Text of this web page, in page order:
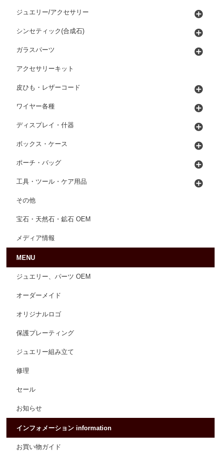
ジュエリー/アクセサリー
シンセティック(合成石)
ガラスパーツ
アクセサリーキット
皮ひも・レザーコード
ワイヤー各種
ディスプレイ・什器
ボックス・ケース
ポーチ・バッグ
工具・ツール・ケア用品
その他
宝石・天然石・鉱石 OEM
メディア情報
MENU
ジュエリー、パーツ OEM
オーダーメイド
オリジナルロゴ
保護プレーティング
ジュエリー組み立て
修理
セール
お知らせ
インフォメーション information
お買い物ガイド